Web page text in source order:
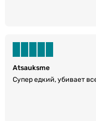
Atsauksme
Супер едкий, убивает